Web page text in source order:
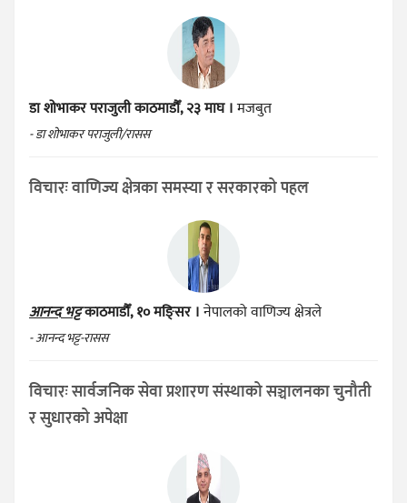
डा शोभाकर पराजुलीकाठमाडौँ, २३ माघ ।मजबुत
- डा शोभाकर पराजुली/रासस
विचारः वाणिज्य क्षेत्रका समस्या र सरकारको पहल
आनन्द भट्टकाठमाडौँ, १० मङ्सिर ।नेपालको वाणिज्य क्षेत्रले
- आनन्द भट्ट-रासस
विचारः सार्वजनिक सेवा प्रशारण संस्थाको सञ्चालनका चुनौती
र सुधारको अपेक्षा